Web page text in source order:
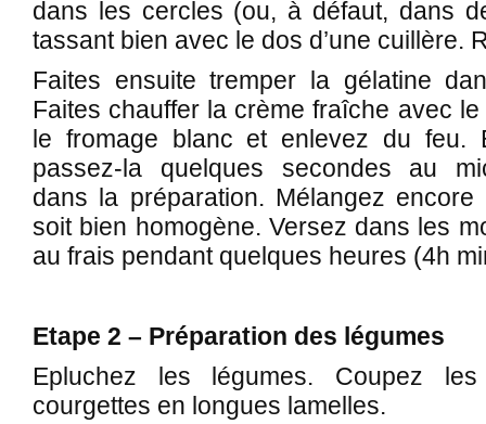
dans les cercles (ou, à défaut, dans
tassant bien avec le dos d’une cuillère.
Faites ensuite tremper la gélatine
Faites chauffer la crème fraîche avec
le fromage blanc et enlevez du feu.
passez-la quelques secondes au
dans la préparation. Mélangez
soit bien homogène. Versez dans les
au frais pendant quelques heures (4h
Etape 2 – Préparation des légumes
Epluchez les légumes. Coupez
courgettes en longues lamelles.